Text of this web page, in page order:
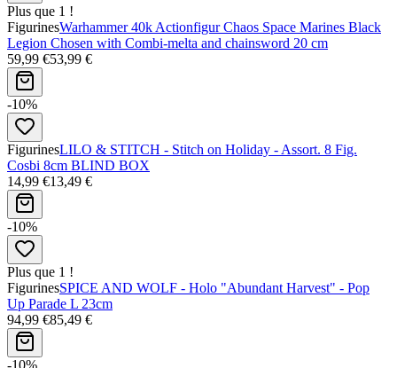
Plus que 1 !
FigurinesWarhammer 40k Actionfigur Chaos Space Marines Black
Legion Chosen with Combi-melta and chainsword 20 cm
59,99 €53,99 €
-10%
FigurinesLILO & STITCH - Stitch on Holiday - Assort. 8 Fig.
Cosbi 8cm BLIND BOX
14,99 €13,49 €
-10%
Plus que 1 !
FigurinesSPICE AND WOLF - Holo "Abundant Harvest" - Pop
Up Parade L 23cm
94,99 €85,49 €
-10%